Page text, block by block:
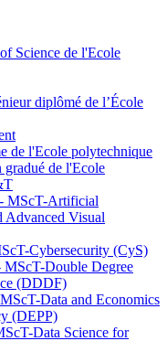
Science de l'Ecole
diplômé de l’École
de l'Ecole polytechnique
de l'Ecole
MScT-Artificial
Advanced Visual
Cybersecurity (CyS)
Double Degree
(DDDF)
Data and Economics
(DEPP)
Data Science for